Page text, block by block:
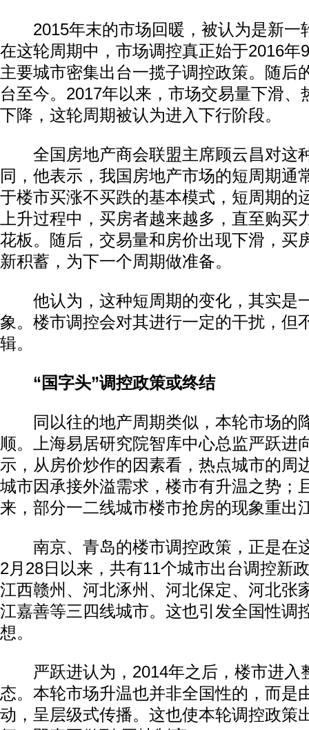
2015年末的市场回暖，被认为是新一
在这轮周期中，市场调控真正始于2016年
主要城市密集出台一揽子调控政策。随后
台至今。2017年以来，市场交易量下滑、
下降，这轮周期被认为进入下行阶段。
全国房地产商会联盟主席顾云昌对这种
同，他表示，我国房地产市场的短周期通
于楼市买涨不买跌的基本模式，短周期的
上升过程中，买房者越来越多，直至购买
花板。随后，交易量和房价出现下滑，买
新积蓄，为下一个周期做准备。
他认为，这种短周期的变化，其实是
象。楼市调控会对其进行一定的干扰，但
辑。
“国字头”调控政策或终结
同以往的地产周期类似，本轮市场的
顺。上海易居研究院智库中心总监严跃进
示，从房价炒作的因素看，热点城市的周
城市因承接外溢需求，楼市有升温之势；
来，部分一二线城市楼市抢房的现象重出
南京、青岛的楼市调控政策，正是在
2月28日以来，共有11个城市出台调控新
江西赣州、河北涿州、河北保定、河北张
江嘉善等三四线城市。这也引发全国性调
想。
严跃进认为，2014年之后，楼市进入
态。本轮市场升温也并非全国性的，而是
动，呈层级式传播。这也使本轮调控政策